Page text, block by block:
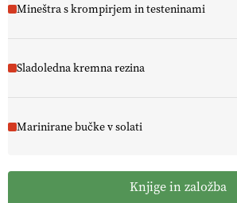
Mineštra s krompirjem in testeninami
Sladoledna kremna rezina
Marinirane bučke v solati
Knjige in založba